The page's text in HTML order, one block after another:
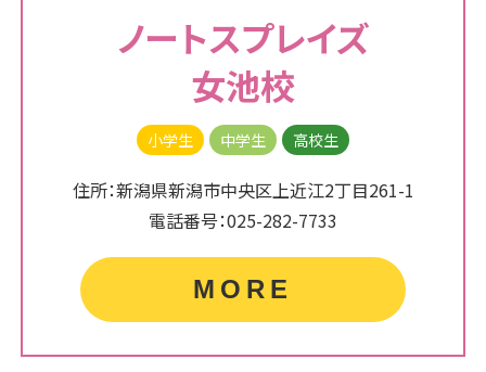
ノートスプレイズ
女池校
小学生 中学生 高校生
住所：新潟県新潟市中央区上近江2丁目261-1
電話番号：025-282-7733
MORE